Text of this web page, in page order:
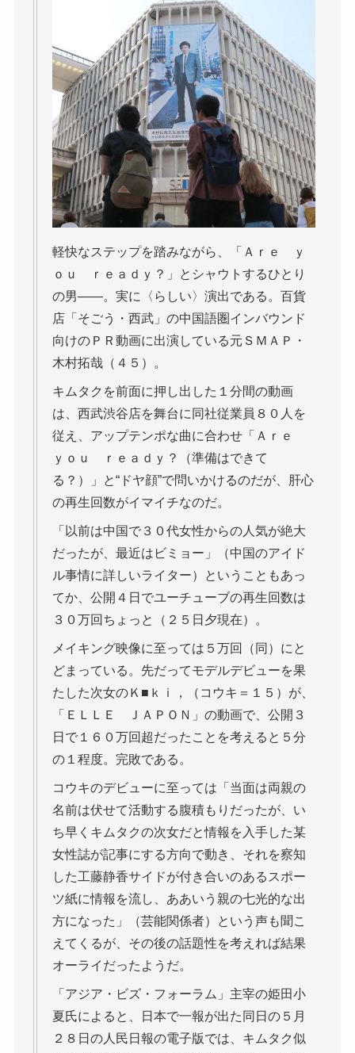
軽快なステップを踏みながら、「Ａｒｅ ｙ
ｏｕ ｒｅａｄｙ？」とシャウトするひとり
の男――。実に〈らしい〉演出である。百貨
店「そごう・西武」の中国語圏インバウンド
向けのＰＲ動画に出演している元ＳＭＡＰ・
木村拓哉（４５）。
キムタクを前面に押し出した１分間の動画
は、西武渋谷店を舞台に同社従業員８０人を
従え、アップテンポな曲に合わせ「Ａｒｅ
ｙｏｕ ｒｅａｄｙ？（準備はできて
る？）」と“ドヤ顔”で問いかけるのだが、肝心
の再生回数がイマイチなのだ。
「以前は中国で３０代女性からの人気が絶大
だったが、最近はビミョー」（中国のアイド
ル事情に詳しいライター）ということもあっ
てか、公開４日でユーチューブの再生回数は
３０万回ちょっと（２５日夕現在）。
メイキング映像に至っては５万回（同）にと
どまっている。先だってモデルデビューを果
たした次女のＫ■ｋｉ，（コウキ＝１５）が、
「ＥＬＬＥ ＪＡＰＯＮ」の動画で、公開３
日で１６０万回超だったことを考えると５分
の１程度。完敗である。
コウキのデビューに至っては「当面は両親の
名前は伏せて活動する腹積もりだったが、い
ち早くキムタクの次女だと情報を入手した某
女性誌が記事にする方向で動き、それを察知
した工藤静香サイドが付き合いのあるスポー
ツ紙に情報を流し、ああいう親の七光的な出
方になった」（芸能関係者）という声も聞こ
えてくるが、その後の話題性を考えれば結果
オーライだったようだ。
「アジア・ビズ・フォーラム」主宰の姫田小
夏氏によると、日本で一報が出た同日の５月
２８日の人民日報の電子版では、キムタク似